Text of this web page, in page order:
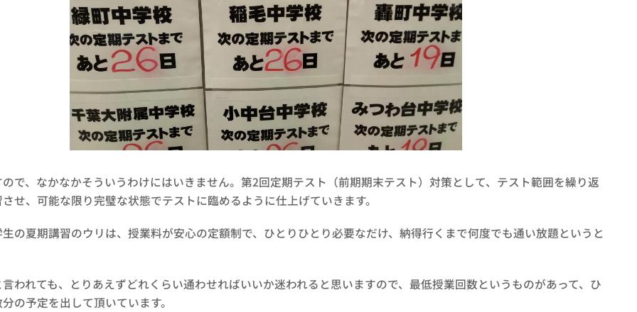
で、なかなかそういうわけにはいきません。第2回定期テスト（前期期末テスト）対策として、テスト範囲を繰り返
せ、可能な限り完璧な状態でテストに臨めるように仕上げていきます。
の夏期講習のウリは、授業料が安心の定額制で、ひとりひとり必要なだけ、納得行くまで何度でも通い放題というと
言われても、とりあえずどれくらい通わせればいいか迷われると思いますので、最低授業回数というものがあって、ひ
の予定を出して頂いています。